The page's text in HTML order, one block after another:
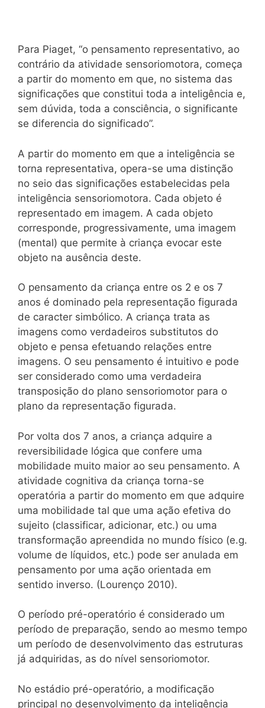
Para Piaget, “o pensamento representativo, ao
contrário da atividade sensoriomotora, começa
a partir do momento em que, no sistema das
significações que constitui toda a inteligência e,
sem dúvida, toda a consciência, o significante
se diferencia do significado”.
A partir do momento em que a inteligência se
torna representativa, opera-se uma distinção
no seio das significações estabelecidas pela
inteligência sensoriomotora. Cada objeto é
representado em imagem. A cada objeto
corresponde, progressivamente, uma imagem
(mental) que permite à criança evocar este
objeto na ausência deste.
O pensamento da criança entre os 2 e os 7
anos é dominado pela representação figurada
de caracter simbólico. A criança trata as
imagens como verdadeiros substitutos do
objeto e pensa efetuando relações entre
imagens. O seu pensamento é intuitivo e pode
ser considerado como uma verdadeira
transposição do plano sensoriomotor para o
plano da representação figurada.
Por volta dos 7 anos, a criança adquire a
reversibilidade lógica que confere uma
mobilidade muito maior ao seu pensamento. A
atividade cognitiva da criança torna-se
operatória a partir do momento em que adquire
uma mobilidade tal que uma ação efetiva do
sujeito (classificar, adicionar, etc.) ou uma
transformação apreendida no mundo físico (e.g.
volume de líquidos, etc.) pode ser anulada em
pensamento por uma ação orientada em
sentido inverso. (Lourenço 2010).
O período pré-operatório é considerado um
período de preparação, sendo ao mesmo tempo
um período de desenvolvimento das estruturas
já adquiridas, as do nível sensoriomotor.
No estádio pré-operatório, a modificação
principal no desenvolvimento da inteligência